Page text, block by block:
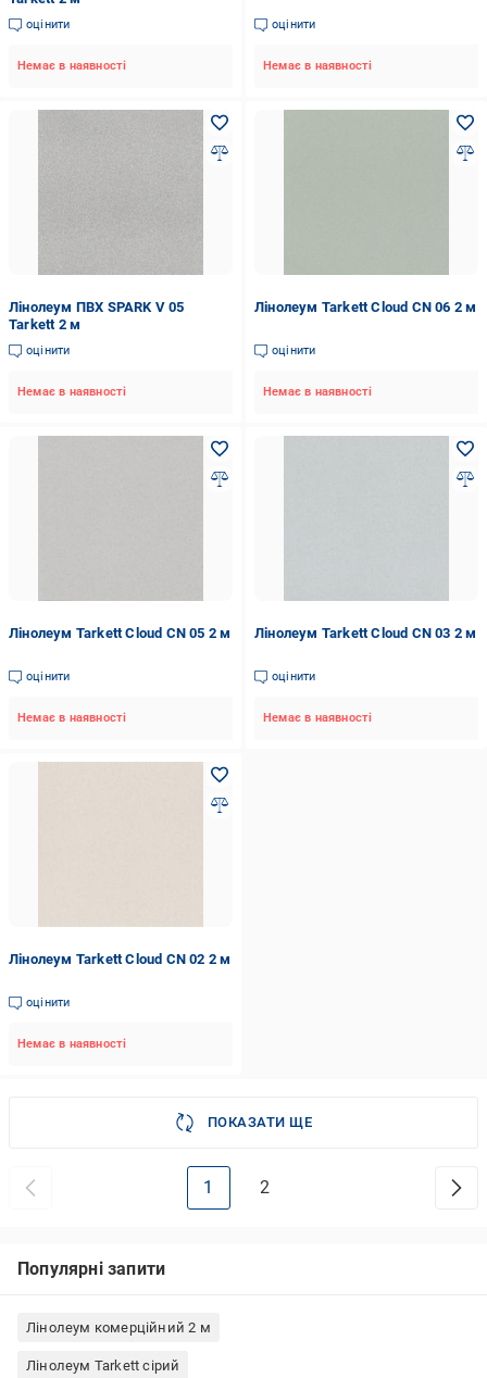
оцінити
Немає в наявності
оцінити
Немає в наявності
Лінолеум ПВХ SPARK V 05
Tarkett 2 м
оцінити
Немає в наявності
Лінолеум Tarkett Cloud CN 06 2 м
оцінити
Немає в наявності
Лінолеум Tarkett Cloud CN 05 2 м
оцінити
Немає в наявності
Лінолеум Tarkett Cloud CN 03 2 м
оцінити
Немає в наявності
Лінолеум Tarkett Cloud CN 02 2 м
оцінити
Немає в наявності
ПОКАЗАТИ ЩЕ
1 2
Популярні запити
Лінолеум комерційний 2 м
Лінолеум Tarkett сірий